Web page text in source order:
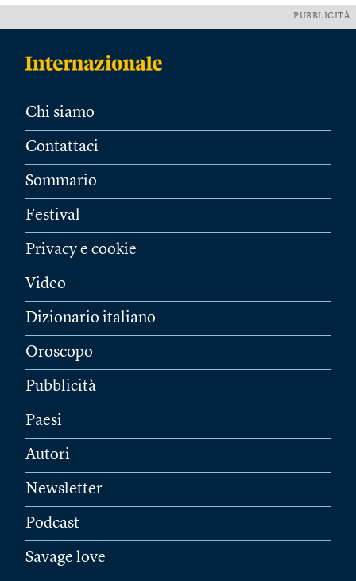
PUBBLICITÀ
Chi siamo
Contattaci
Sommario
Festival
Privacy e cookie
Video
Dizionario italiano
Oroscopo
Pubblicità
Paesi
Autori
Newsletter
Podcast
Savage love